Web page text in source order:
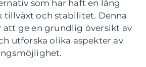
som har haft en lång
tillväxt och stabilitet. Denna
ge en grundlig översikt av
utforska olika aspekter av